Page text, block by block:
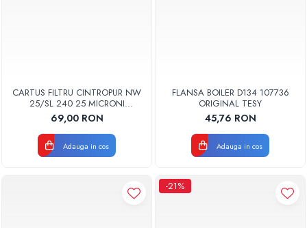
CARTUS FILTRU CINTROPUR NW
25/SL 240 25 MICRONI
MANSOANE FILTRARE SET 5BUC
69,00 RON
Adauga in cos
FLANSA BOILER D134 107736
ORIGINAL TESY
45,76 RON
Adauga in cos
-21%